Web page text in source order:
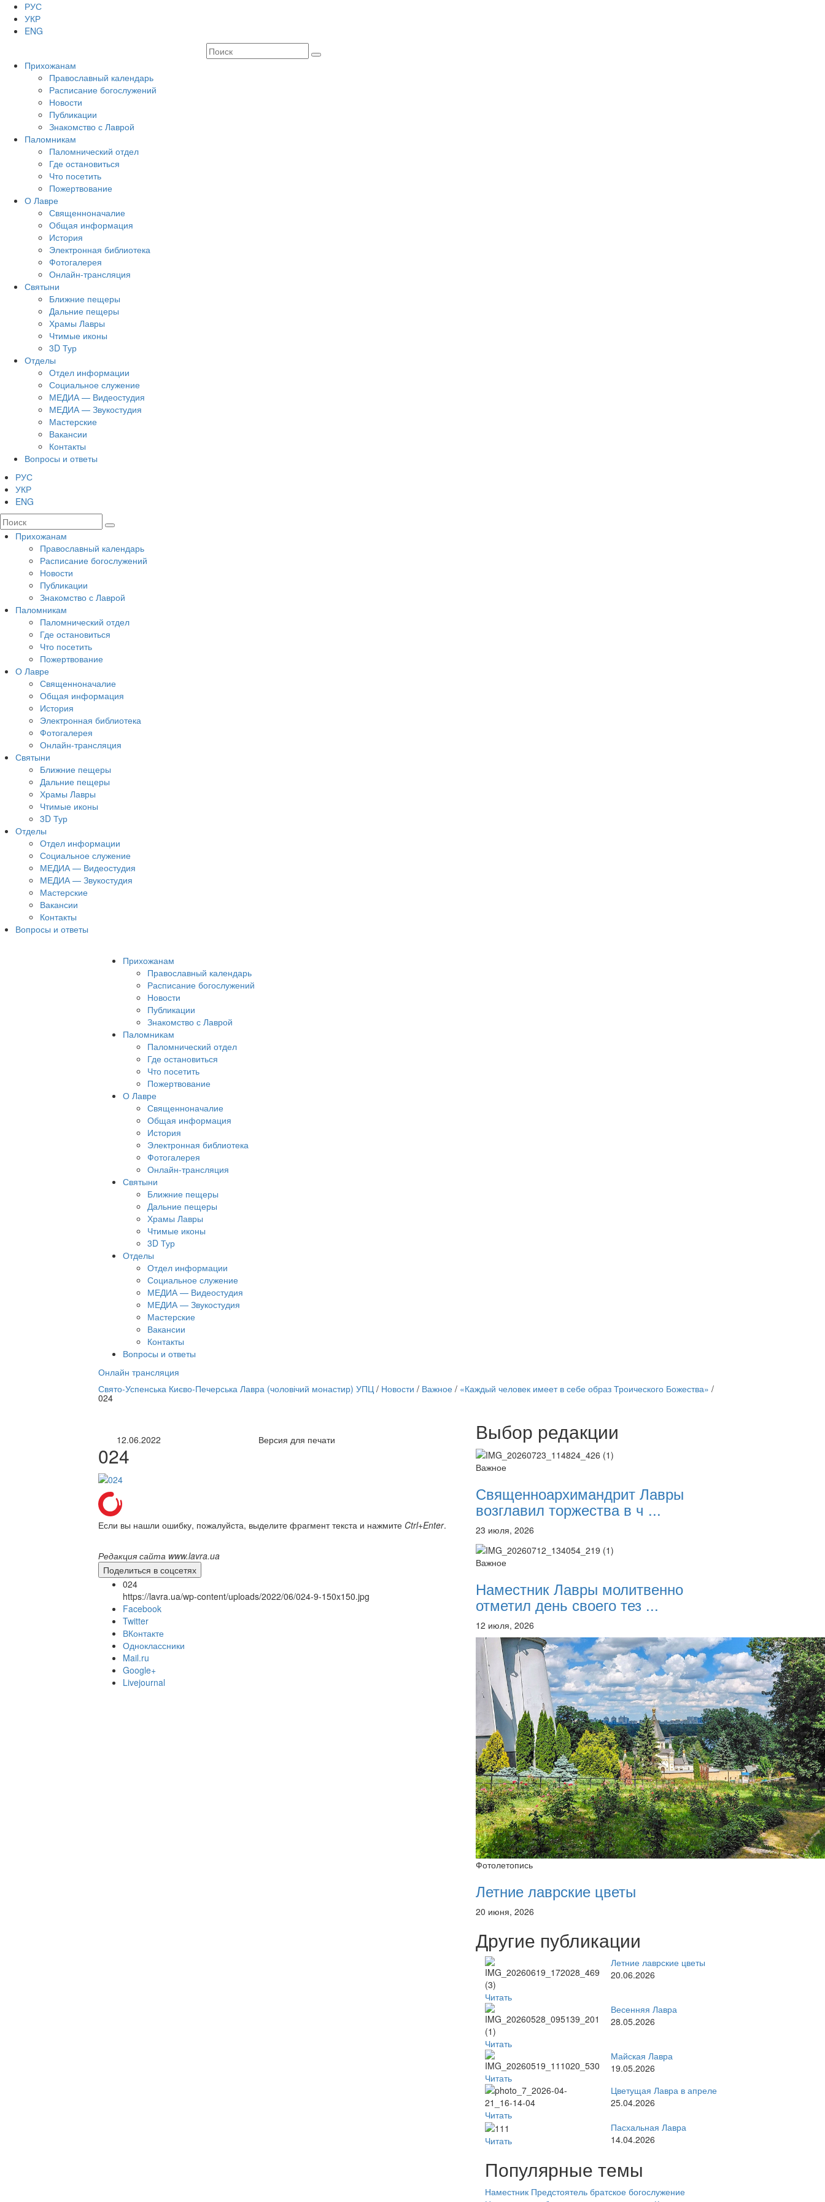
РУС
УКР
ENG
Прихожанам
Православный календарь
Расписание богослужений
Новости
Публикации
Знакомство с Лаврой
Паломникам
Паломнический отдел
Где остановиться
Что посетить
Пожертвование
О Лавре
Священноначалие
Общая информация
История
Электронная библиотека
Фотогалерея
Онлайн-трансляция
Святыни
Ближние пещеры
Дальние пещеры
Храмы Лавры
Чтимые иконы
3D Тур
Отделы
Отдел информации
Социальное служение
МЕДИА — Видеостудия
МЕДИА — Звукостудия
Мастерские
Вакансии
Контакты
Вопросы и ответы
РУС
УКР
ENG
Прихожанам
Православный календарь
Расписание богослужений
Новости
Публикации
Знакомство с Лаврой
Паломникам
Паломнический отдел
Где остановиться
Что посетить
Пожертвование
О Лавре
Священноначалие
Общая информация
История
Электронная библиотека
Фотогалерея
Онлайн-трансляция
Святыни
Ближние пещеры
Дальние пещеры
Храмы Лавры
Чтимые иконы
3D Тур
Отделы
Отдел информации
Социальное служение
МЕДИА — Видеостудия
МЕДИА — Звукостудия
Мастерские
Вакансии
Контакты
Вопросы и ответы
Прихожанам
Православный календарь
Расписание богослужений
Новости
Публикации
Знакомство с Лаврой
Паломникам
Паломнический отдел
Где остановиться
Что посетить
Пожертвование
О Лавре
Священноначалие
Общая информация
История
Электронная библиотека
Фотогалерея
Онлайн-трансляция
Святыни
Ближние пещеры
Дальние пещеры
Храмы Лавры
Чтимые иконы
3D Тур
Отделы
Отдел информации
Социальное служение
МЕДИА — Видеостудия
МЕДИА — Звукостудия
Мастерские
Вакансии
Контакты
Вопросы и ответы
Онлайн трансляция
12 сентября
Онлайн трансляции
12 сентября 2015
12 сентября 2015Название трансляции
12 сентября 2015
12 сентября 2015Название трансляции
12 сентября 2015Название трансляции
Название трансляции
12 сентября 2015Название трансляции
Перейти к архиву
Свято-Успенська Києво-Печерська Лавра (чоловічий монастир) УПЦ/ Новости / Важное/ «Каждый человек имеет в себе образ Троического Божества» /
024
12.06.2022 Версия для печати
024
Если вы нашли ошибку, пожалуйста, выделите фрагмент текста и нажмите Ctrl+Enter.
Редакция сайта www.lavra.ua
Поделиться в соцсетях
024
https://lavra.ua/wp-content/uploads/2022/06/024-9-150x150.jpg
Facebook
Twitter
ВКонтакте
Одноклассники
Mail.ru
Google+
Livejournal
Выбор редакции
Важное
Священноархимандрит Лавры
возглавил торжества в ч ...
23 июля, 2026
Важное
Наместник Лавры молитвенно
отметил день своего тез ...
12 июля, 2026
Фотолетопись
Летние лаврские цветы
20 июня, 2026
Другие публикации
Читать
Летние лаврские цветы
20.06.2026
Читать
Весенняя Лавра
28.05.2026
Читать
Майская Лавра
19.05.2026
Читать
Цветущая Лавра в апреле
25.04.2026
Читать
Пасхальная Лавра
14.04.2026
Популярные темы
Наместник Предстоятель братское богослужение